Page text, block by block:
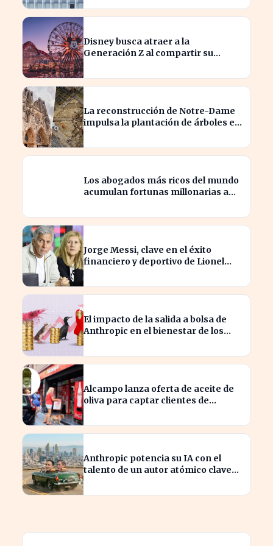
Disney busca atraer a la
Generación Z al compartir su
La reconstrucción de Notre-Dame
impulsa la plantación de árboles en
Los abogados más ricos del mundo
acumulan fortunas millonarias a
Jorge Messi, clave en el éxito
financiero y deportivo de Lionel
El impacto de la salida a bolsa de
Anthropic en el bienestar de los
Alcampo lanza oferta de aceite de
oliva para captar clientes de
Anthropic potencia su IA con el
talento de un autor atómico clave